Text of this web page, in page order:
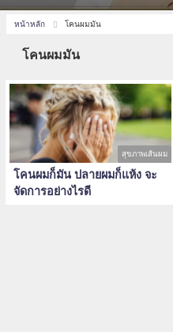
หน้าหลัก โคนผมมัน
โคนผมมัน
สุขภาพเส้นผม
โคนผมก็มัน ปลายผมก็แห้ง จะ
จัดการอย่างไรดี